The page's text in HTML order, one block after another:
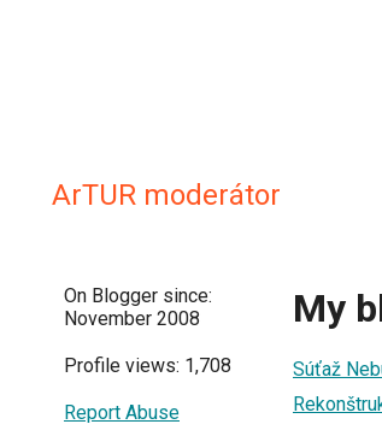
ArTUR moderátor
On Blogger since:
November 2008
Profile views: 1,708
Report Abuse
My
Súťaž